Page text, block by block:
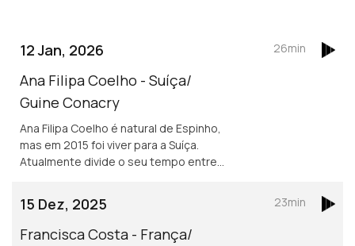
12 Jan, 2026
Ana Filipa Coelho - Suíça/
Guine Conacry
Ana Filipa Coelho é natural de Espinho,
mas em 2015 foi viver para a Suíça.
Atualmente divide o seu tempo entre
humanitária Misty Ships.
26min
15 Dez, 2025
Francisca Costa - França/
23min